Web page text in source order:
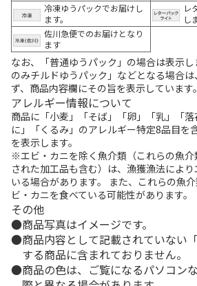
冷凍ゆうパックでお届けし
ます。
レ
し
佐川急便でのお届けとなり
ます
なお、「普通ゆうパック」の場合は表示
のみチルドゆうパック」などとなる場合
ず、商品内容欄にその旨を表示しています。
アレルギー情報について
商品に「小麦」「そば」「卵」「乳」「
に」「くるみ」のアレルギー特定8品目を
を表示します。
※エビ・カニを除く魚介類（これらの魚
された加工品も含む）は、漁獲漁法によ
いる場合があります。 また、これらの魚
ビ・カニを食べている可能性があります。
その他
商品写真はイメージです。
商品内容として記載されていない
する商品に含まれておりません。
商品の色は、ご覧になるパソコン